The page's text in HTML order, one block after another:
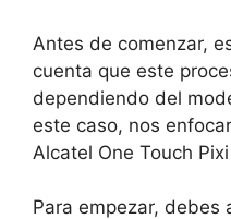
Antes de comenzar,
cuenta que este
dependiendo del
este caso, nos
Alcatel One Touch
Para empezar, debes